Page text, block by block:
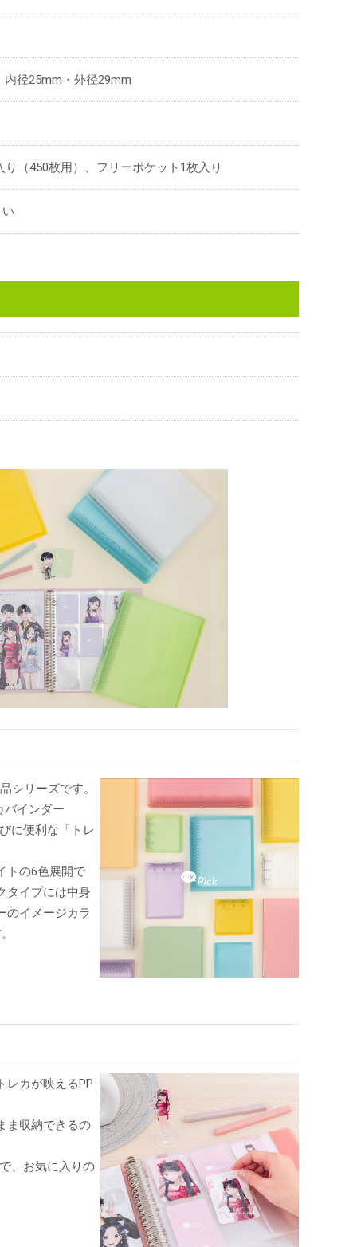
径25mm・外径29mm
（450枚用）、フリーポケット1枚入り
シリーズです。
バインダー
に便利な「トレ
トの6色展開で
タイプには中身
のイメージカラ
レカが映えるPP
ま収納できるの
、お気に入りの